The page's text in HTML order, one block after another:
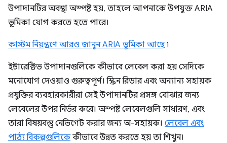
উপাদানটির অবস্থা অস্পষ্ট হয়, তাহলে আপনাকে উপযুক্ত ARIA
ভূমিকা যোগ করতে হতে পারে।
কাস্টম নিয়ন্ত্রণে আরও জানুন ARIA ভূমিকা আছে৷
ইন্টারেক্টিভ উপাদানগুলিকে কীভাবে লেবেল করা হয় সেদিকে
মনোযোগ দেওয়াও গুরুত্বপূর্ণ। স্ক্রিন রিডার এবং অন্যান্য সহায়ক
প্রযুক্তির ব্যবহারকারীরা সেই উপাদানটির প্রসঙ্গ বোঝার জন্য
লেবেলের উপর নির্ভর করে। অস্পষ্ট লেবেলগুলি সাধারণ, এবং
তারা বিষয়বস্তু নেভিগেট করার জন্য অ-সহায়ক। লেবেল এবং
পাঠ্য বিকল্পগুলিকেকীভাবে উন্নত করতে হয় তা শিখুন।